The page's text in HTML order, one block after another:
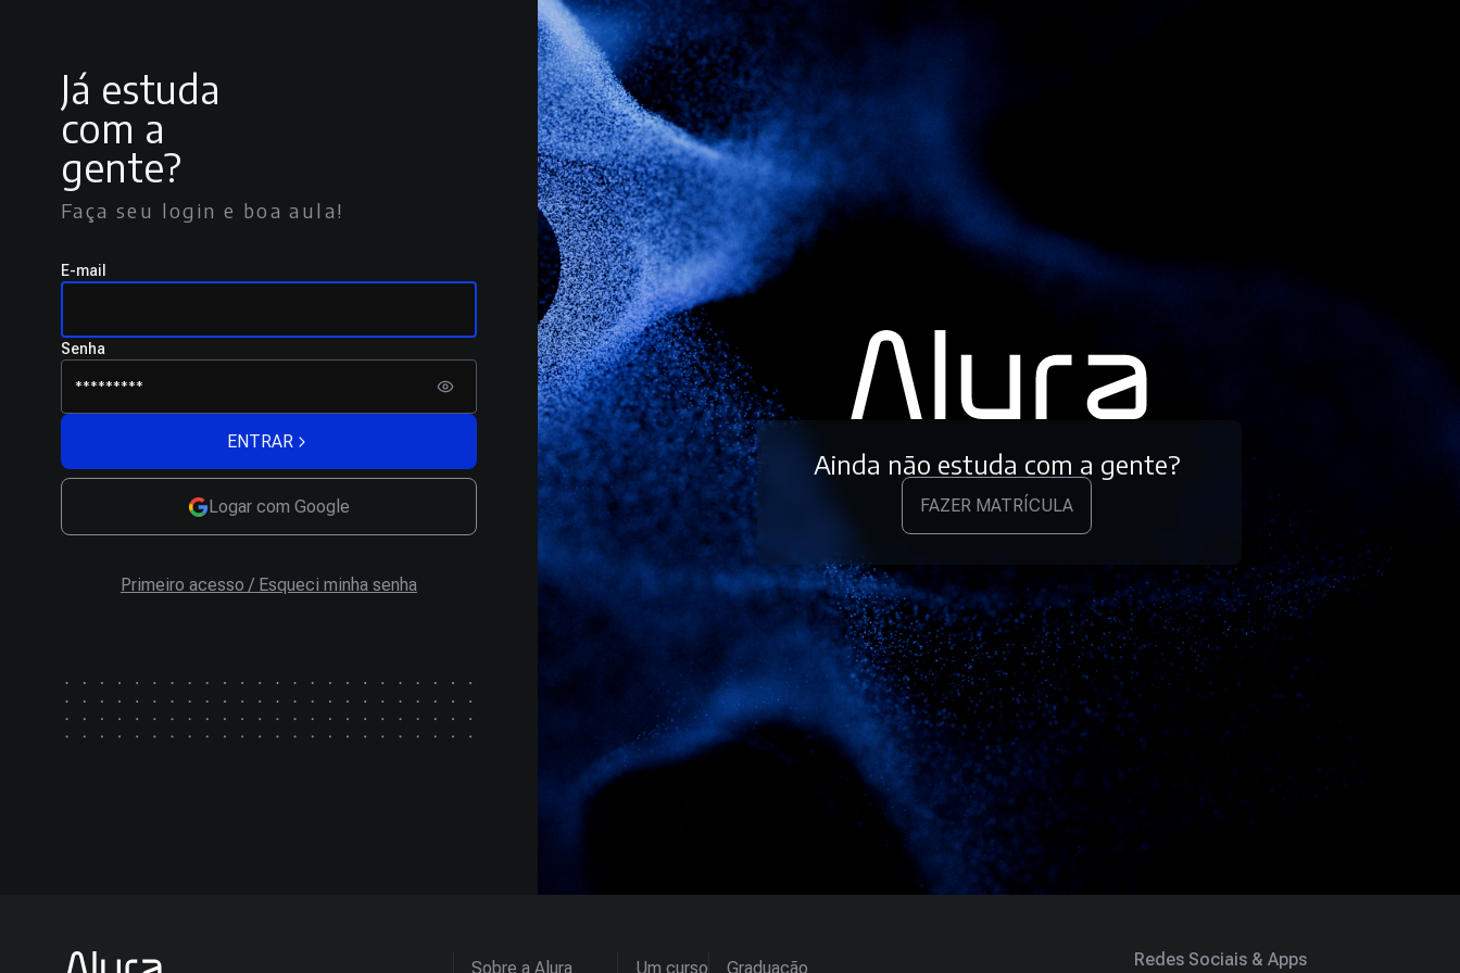
Já estuda
com a
gente?
Faça seu login e boa aula!
E-mail
Senha
ENTRAR
Logar com Google
Primeiro acesso / Esqueci minha senha
Ainda não estuda com a gente?
FAZER MATRÍCULA
Sobre a Alura Um curso Graduação Redes Sociais & Apps